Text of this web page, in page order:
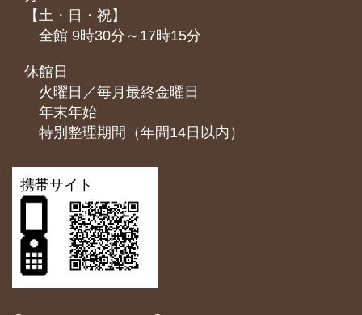
【土・日・祝】
全館 9時30分～17時15分
休館日
火曜日／毎月最終金曜日
年末年始
特別整理期間（年間14日以内）
携帯サイト